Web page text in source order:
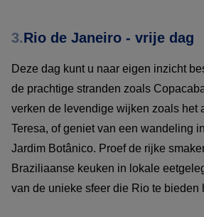
3.Rio de Janeiro - vrije dag
Deze dag kunt u naar eigen inzicht
de prachtige stranden zoals
verken de levendige wijken zoals het
Teresa, of geniet van een wandeling
Jardim Botânico. Proef de rijke
Braziliaanse keuken in lokale
van de unieke sfeer die Rio te bieden